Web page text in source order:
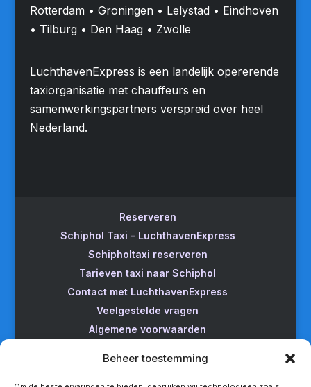
Beheer toestemming
Rotterdam • Groningen • Lelystad • Eindhoven
• Tilburg • Den Haag • Zwolle
LuchthavenExpress is een landelijk opererende
taxiorganisatie met chauffeurs en
samenwerkingspartners verspreid over heel
Nederland.
Reserveren
Schiphol Taxi – LuchthavenExpress
Schipholtaxi reserveren
Tarieven taxi naar Schiphol
Contact met LuchthavenExpress
Veelgestelde vragen
Algemene voorwaarden